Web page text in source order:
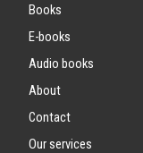
Books
E-books
Audio books
About
Contact
Our services